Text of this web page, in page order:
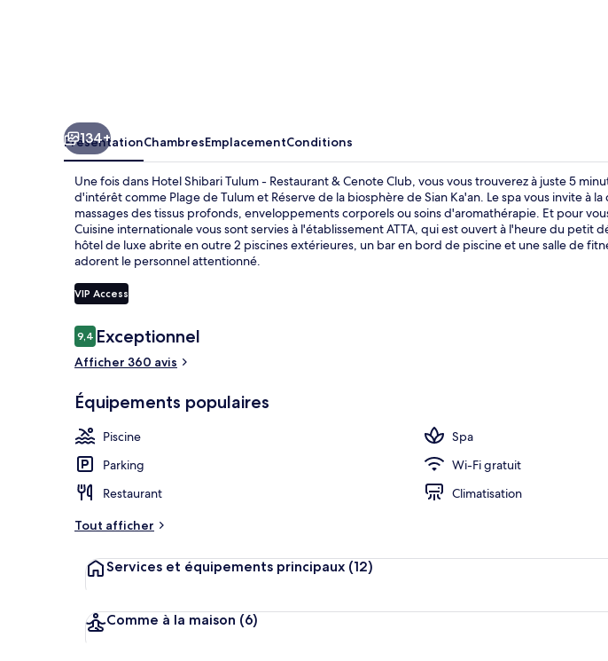
134+
PrésentationChambresEmplacementConditions
Une fois dans Hotel Shibari Tulum - Restaurant & Cenote Club, vous vous trouverez à juste 5
d'intérêt comme Plage de Tulum et Réserve de la biosphère de Sian Ka'an. Le spa vous invite à
massages des tissus profonds, enveloppements corporels ou soins d'aromathérapie. Et pour
Cuisine internationale vous sont servies à l'établissement ATTA, qui est ouvert à l'heure du petit
hôtel de luxe abrite en outre 2 piscines extérieures, un bar en bord de piscine et une salle de
adorent le personnel attentionné.
VIP Access
Avis
voyageurs
9,49,4 sur 10
Exceptionnel
Afficher 360 avis
Équipements populaires
Piscine
Spa
Parking
Wi-Fi gratuit
Restaurant
Climatisation
Tout afficher
Services et équipements principaux (12)
Comme à la maison (6)